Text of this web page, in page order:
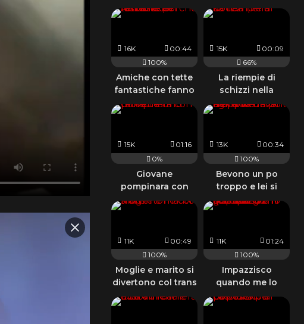
specchio del
le amiche la
16K
00:44
100%
Amiche con tette
fantastiche fanno
le porche lesbiche
15K
00:09
66%
La riempie di
schizzi nella
doccia
15K
01:16
0%
Giovane
pompinara con
tette da urlo
13K
00:34
100%
Bevono un po
troppo e lei si
denuda davanti
11K
00:49
100%
Moglie e marito si
divertono col trans
11K
01:24
100%
Impazzisco
quando me lo
succhia
guardandomi con